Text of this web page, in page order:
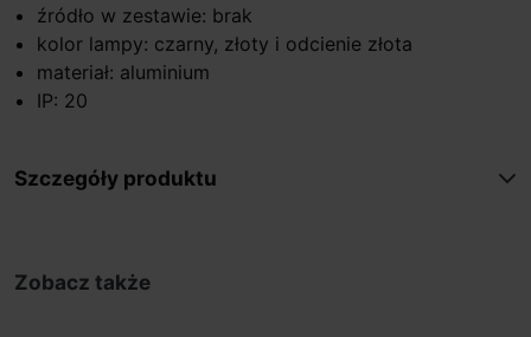
źródło w zestawie: brak
kolor lampy: czarny, złoty i odcienie złota
materiał: aluminium
IP: 20
Szczegóły produktu
Zobacz także